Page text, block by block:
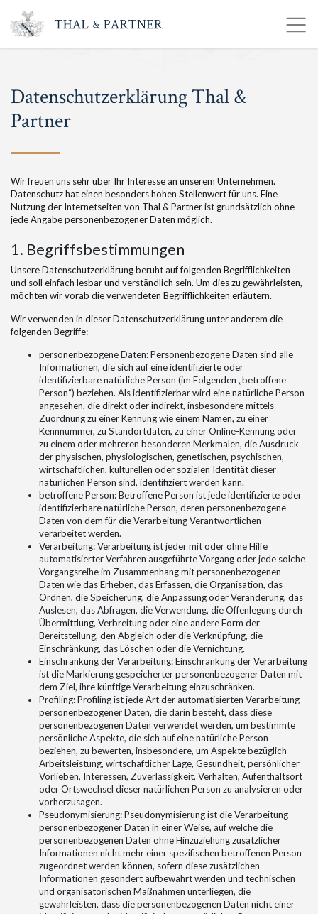
Datenschutzerklärung Thal &
Partner
Wir freuen uns sehr über Ihr Interesse an unserem Unternehmen.
Datenschutz hat einen besonders hohen Stellenwert für uns. Eine
Nutzung der Internetseiten von Thal & Partner ist grundsätzlich ohne
jede Angabe personenbezogener Daten möglich.
1. Begriffsbestimmungen
Unsere Datenschutzerklärung beruht auf folgenden Begrifflichkeiten
und soll einfach lesbar und verständlich sein. Um dies zu gewährleisten,
möchten wir vorab die verwendeten Begrifflichkeiten erläutern.
Wir verwenden in dieser Datenschutzerklärung unter anderem die
folgenden Begriffe:
personenbezogene Daten: Personenbezogene Daten sind alle
Informationen, die sich auf eine identifizierte oder
identifizierbare natürliche Person (im Folgenden „betroffene
Person“) beziehen. Als identifizierbar wird eine natürliche Person
angesehen, die direkt oder indirekt, insbesondere mittels
Zuordnung zu einer Kennung wie einem Namen, zu einer
Kennnummer, zu Standortdaten, zu einer Online-Kennung oder
zu einem oder mehreren besonderen Merkmalen, die Ausdruck
der physischen, physiologischen, genetischen, psychischen,
wirtschaftlichen, kulturellen oder sozialen Identität dieser
natürlichen Person sind, identifiziert werden kann.
betroffene Person: Betroffene Person ist jede identifizierte oder
identifizierbare natürliche Person, deren personenbezogene
Daten von dem für die Verarbeitung Verantwortlichen
verarbeitet werden.
Verarbeitung: Verarbeitung ist jeder mit oder ohne Hilfe
automatisierter Verfahren ausgeführte Vorgang oder jede solche
Vorgangsreihe im Zusammenhang mit personenbezogenen
Daten wie das Erheben, das Erfassen, die Organisation, das
Ordnen, die Speicherung, die Anpassung oder Veränderung, das
Auslesen, das Abfragen, die Verwendung, die Offenlegung durch
Übermittlung, Verbreitung oder eine andere Form der
Bereitstellung, den Abgleich oder die Verknüpfung, die
Einschränkung, das Löschen oder die Vernichtung.
Einschränkung der Verarbeitung: Einschränkung der Verarbeitung
ist die Markierung gespeicherter personenbezogener Daten mit
dem Ziel, ihre künftige Verarbeitung einzuschränken.
Profiling: Profiling ist jede Art der automatisierten Verarbeitung
personenbezogener Daten, die darin besteht, dass diese
personenbezogenen Daten verwendet werden, um bestimmte
persönliche Aspekte, die sich auf eine natürliche Person
beziehen, zu bewerten, insbesondere, um Aspekte bezüglich
Arbeitsleistung, wirtschaftlicher Lage, Gesundheit, persönlicher
Vorlieben, Interessen, Zuverlässigkeit, Verhalten, Aufenthaltsort
oder Ortswechsel dieser natürlichen Person zu analysieren oder
vorherzusagen.
Pseudonymisierung: Pseudonymisierung ist die Verarbeitung
personenbezogener Daten in einer Weise, auf welche die
personenbezogenen Daten ohne Hinzuziehung zusätzlicher
Informationen nicht mehr einer spezifischen betroffenen Person
zugeordnet werden können, sofern diese zusätzlichen
Informationen gesondert aufbewahrt werden und technischen
und organisatorischen Maßnahmen unterliegen, die
gewährleisten, dass die personenbezogenen Daten nicht einer